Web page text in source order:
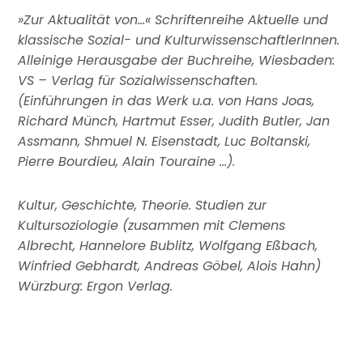
»Zur Aktualität von…« Schriftenreihe Aktuelle und
klassische Sozial- und KulturwissenschaftlerInnen.
Alleinige Herausgabe der Buchreihe, Wiesbaden:
VS – Verlag für Sozialwissenschaften.
(Einführungen in das Werk u.a. von Hans Joas,
Richard Münch, Hartmut Esser, Judith Butler, Jan
Assmann, Shmuel N. Eisenstadt, Luc Boltanski,
Pierre Bourdieu, Alain Touraine …).
Kultur, Geschichte, Theorie. Studien zur
Kultursoziologie (zusammen mit Clemens
Albrecht, Hannelore Bublitz, Wolfgang Eßbach,
Winfried Gebhardt, Andreas Göbel, Alois Hahn)
Würzburg: Ergon Verlag.